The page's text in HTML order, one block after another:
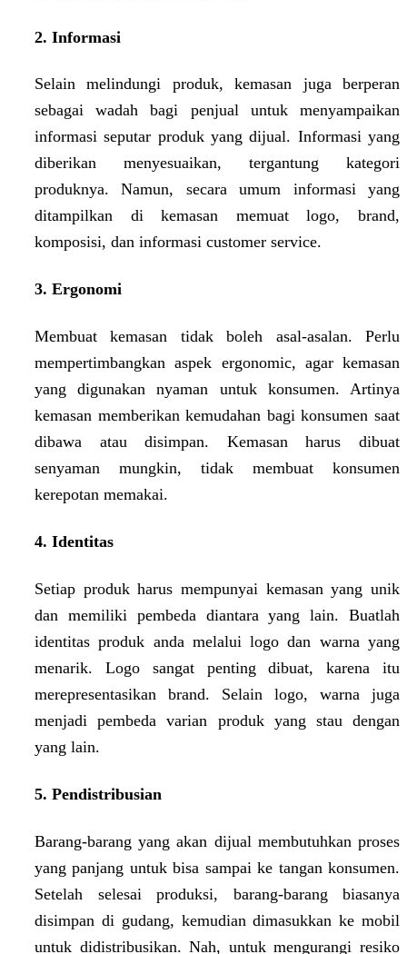
2. Informasi
Selain melindungi produk, kemasan juga berperan
sebagai wadah bagi penjual untuk menyampaikan
informasi seputar produk yang dijual. Informasi yang
diberikan menyesuaikan, tergantung kategori
produknya. Namun, secara umum informasi yang
ditampilkan di kemasan memuat logo, brand,
komposisi, dan informasi customer service.
3. Ergonomi
Membuat kemasan tidak boleh asal-asalan. Perlu
mempertimbangkan aspek ergonomic, agar kemasan
yang digunakan nyaman untuk konsumen. Artinya
kemasan memberikan kemudahan bagi konsumen saat
dibawa atau disimpan. Kemasan harus dibuat
senyaman mungkin, tidak membuat konsumen
kerepotan memakai.
4. Identitas
Setiap produk harus mempunyai kemasan yang unik
dan memiliki pembeda diantara yang lain. Buatlah
identitas produk anda melalui logo dan warna yang
menarik. Logo sangat penting dibuat, karena itu
merepresentasikan brand. Selain logo, warna juga
menjadi pembeda varian produk yang stau dengan
yang lain.
5. Pendistribusian
Barang-barang yang akan dijual membutuhkan proses
yang panjang untuk bisa sampai ke tangan konsumen.
Setelah selesai produksi, barang-barang biasanya
disimpan di gudang, kemudian dimasukkan ke mobil
untuk didistribusikan. Nah, untuk mengurangi resiko